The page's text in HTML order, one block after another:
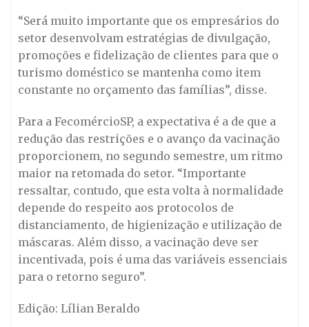
“Será muito importante que os empresários do
setor desenvolvam estratégias de divulgação,
promoções e fidelização de clientes para que o
turismo doméstico se mantenha como item
constante no orçamento das famílias”, disse.
Para a FecomércioSP, a expectativa é a de que a
redução das restrições e o avanço da vacinação
proporcionem, no segundo semestre, um ritmo
maior na retomada do setor. “Importante
ressaltar, contudo, que esta volta à normalidade
depende do respeito aos protocolos de
distanciamento, de higienização e utilização de
máscaras. Além disso, a vacinação deve ser
incentivada, pois é uma das variáveis essenciais
para o retorno seguro”.
Edição: Lílian Beraldo